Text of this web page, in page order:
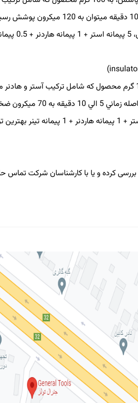
خواهيد يافت.
کرده و یا با کارشناسان شرکت تماس